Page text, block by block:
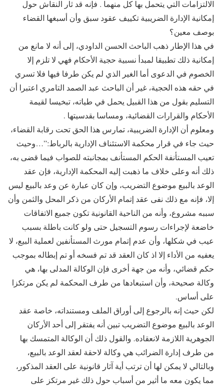
الالتزامات التي يتحمل بها كل منهما . فإنه قد ثار النقاش حول
إمكانية الإدارة الضريبية تكييف عقود سبق وأن أسبغها القضاء
بوصف معين؟
في هذا الإطار ذهب الباحث الحسن الداودي، إلى أنه لا مانع من
إمكانية ذلك تطبيقا لمبدأ نسبية حجية الأحكام فهي لا تلزم إلا
الخصوم في الدعوى أما الغير الذي لم يكن طرفا فيها فلا تسري
في حقه هذه الحجية، غير أن الباحث عبد الصمد التامري اعتبرا أن
التسليم بقول من هذا القبيل يحمل في طياته، تبخيسا لقيمة
الأحكام والقرارات القضائية، ومساسا بقدسيتها .
ومعلوم أن الإدارة الضريبية، تمارس هذا الحق تحت رقابة القضاء،
حيث جاء في قرار محكمة الاستئناف الإدارية بالرباط:”…وحيث
تعيب المستأنفة الحكم المستأنف بمجانبته للصواب فيما قضى به،
ذلك أنه وعلى خلاف ما ذهبت إليه المحكمة الإدارية، فإن عقد
الوعد بالبيع موضوع التضريب، وإن كان عبارة عن وعد بالبيع ليس
إلا، فإنه مع ذلك نفى عقد إتمام الأركان من ذكر المحل والثمن وأن
سببه مشروع، وأنه من الناحية القانونية تكون جميع الاتفاقات
خاضعة لإجراءات رسوم التسجيل حتى ولو كانت باطلة بسبب
عيب في شكلها، وأن عدم إتمام مورث المستأنفين لعملية البيع، لا
يعفيه من الأداء إلا اذ كان العقد قد تم فسخه أو تم إبطاله بموجب
حكم قضائي، وأنه من جهة أخرى فإن الوكالة المدلى بها، هي
وكالة صحيحة، وأن استبعادها من طرف المحكمة لم يكن مرتكزا
على أساس.
لكن حيث إنه بالرجوع إلى أوراق الملف ومستنداته، خاصة عقد
الوعد بالبيع موضوع التضريب تبين أنه يفتقر إلى أحد الأركان
الجوهرية اللازمة لانعقاده. والقول ذلك أن الوكالة المتمسك بها
من طرف إدارة الضرائب هي وكالة لاحقة لعقد الوعد بالبيع،
وبالتالي لا يمكن لها أن ترتب أية آثار قانونية على العقد المذكور،
مما يكون معه ما أثير من أسباب حول ذلك غير مرتكز على